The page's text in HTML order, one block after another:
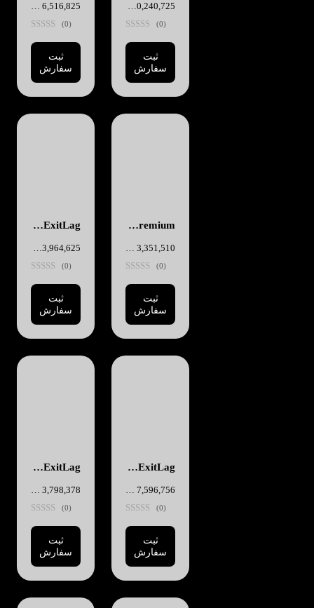
10,240,725 تومان
(0)
ثبت
سفارش
6,516,825 تومان
(0)
ثبت
سفارش
Telegram Premium - سه ماهه
3,351,510 تومان
(0)
ثبت
سفارش
ExitLag - یک ساله
13,964,625 تومان
(0)
ثبت
سفارش
ExitLag - شش ماهه
7,596,756 تومان
(0)
ثبت
سفارش
ExitLag - سه ماهه
3,798,378 تومان
(0)
ثبت
سفارش